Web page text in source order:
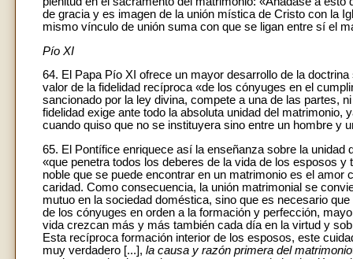
de gracia y es imagen de la unión mística de Cristo con la
mismo vínculo de unión suma con que se ligan entre sí el
Pío XI
64. El Papa Pío XI ofrece un mayor desarrollo de la
valor de la fidelidad recíproca «de los cónyuges en el
sancionado por la ley divina, compete a una de las partes,
fidelidad exige ante todo la absoluta unidad del
cuando quiso que no se instituyera sino entre un hombre y
65. El Pontífice enriquece así la enseñanza sobre la
«que penetra todos los deberes de la vida de los esposos y
noble que se puede encontrar en un matrimonio es el
caridad. Como consecuencia, la unión matrimonial se
mutuo en la sociedad doméstica, sino que es necesario
de los cónyuges en orden a la formación y perfección,
vida crezcan más y más también cada día en la virtud y
Esta recíproca formación interior de los esposos, este
muy verdadero [...], la causa y razón primera del matrimonio